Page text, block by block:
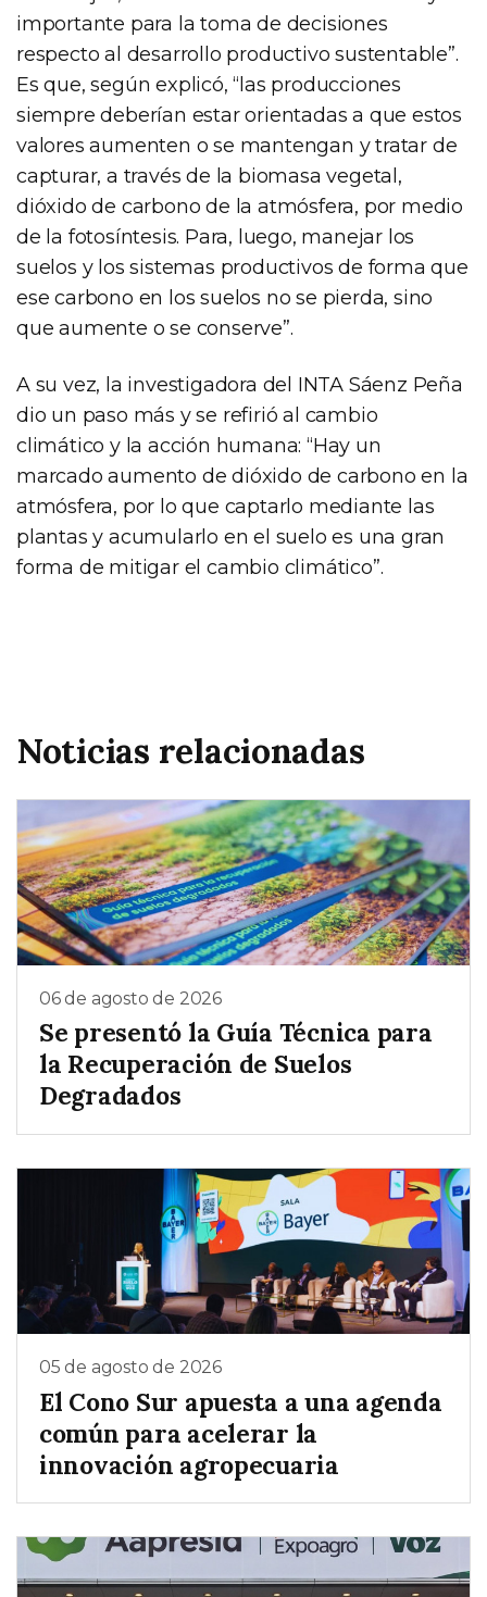
importante para la toma de decisiones
respecto al desarrollo productivo sustentable”.
Es que, según explicó, “las producciones
siempre deberían estar orientadas a que estos
valores aumenten o se mantengan y tratar de
capturar, a través de la biomasa vegetal,
dióxido de carbono de la atmósfera, por medio
de la fotosíntesis. Para, luego, manejar los
suelos y los sistemas productivos de forma que
ese carbono en los suelos no se pierda, sino
que aumente o se conserve”.
A su vez, la investigadora del INTA Sáenz Peña
dio un paso más y se refirió al cambio
climático y la acción humana: “Hay un
marcado aumento de dióxido de carbono en la
atmósfera, por lo que captarlo mediante las
plantas y acumularlo en el suelo es una gran
forma de mitigar el cambio climático”.
Noticias relacionadas
06 de agosto de 2026
Se presentó la Guía Técnica para
la Recuperación de Suelos
Degradados
05 de agosto de 2026
El Cono Sur apuesta a una agenda
común para acelerar la
innovación agropecuaria